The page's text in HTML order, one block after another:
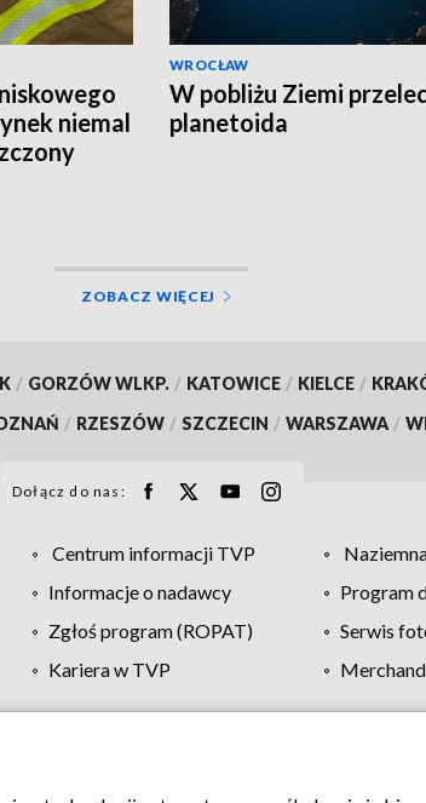
niemal
WROCŁAW
W pobliżu Ziemi
planetoida
ZOBACZ WIĘCEJ
/ GORZÓW WLKP. / KATOWICE / KIELCE /
/ RZESZÓW / SZCZECIN / WARSZAWA /
Dołącz do nas:
Centrum informacji TVP
Informacje o nadawcy
Program
Zgłoś program (ROPAT)
Serwis
Kariera w TVP
Moje zgody Pomoc Biuro